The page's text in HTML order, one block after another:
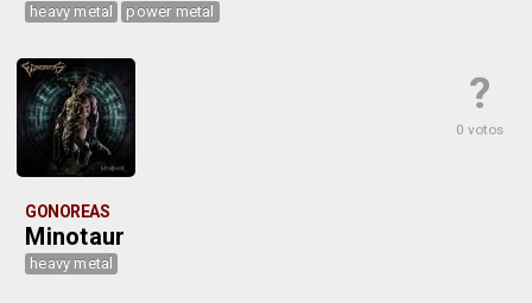
heavy metal power metal
?
0 votos
GONOREAS
Minotaur
heavy metal